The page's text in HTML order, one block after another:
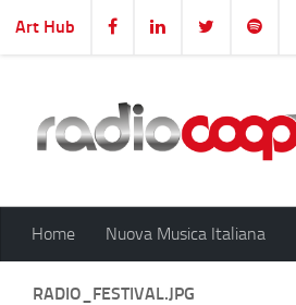
Salta al contenuto
Art Hub
Home Nuova Musica Italiana
RADIO_FESTIVAL.JPG